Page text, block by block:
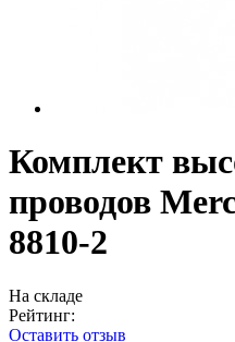
Комплект
проводов
8810-2
На складе
Рейтинг:
Оставить отзыв